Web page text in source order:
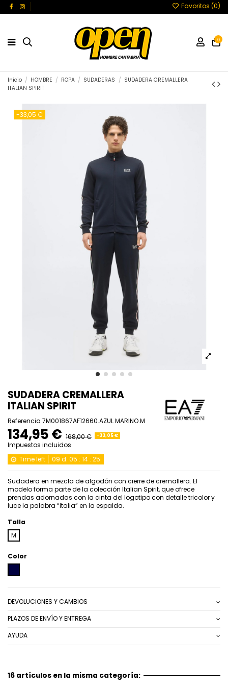
Favoritos (0)
0
Inicio HOMBRE ROPA SUDADERAS
SUDADERA CREMALLERA
ITALIAN SPIRIT
-33,05 €
SUDADERA CREMALLERA
ITALIAN SPIRIT
Referencia 7M001867AF12660.AZUL MARINO.M
134,95 € 168,00 € -33,05 €
Impuestos incluidos
Time left
09 d. 05 :14 :24
Sudadera en mezcla de algodón con cierre de cremallera. El
modelo forma parte de la colección Italian Spirit, que ofrece
prendas adornadas con la cinta del logotipo con detalle tricolor y
luce la palabra “Italia” en la espalda.
Talla
M
Color
DEVOLUCIONES Y CAMBIOS
PLAZOS DE ENVÍO Y ENTREGA
AYUDA
16 artículos en la misma categoría: